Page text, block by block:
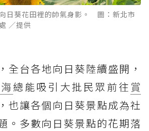
日葵花田裡的帥氣身影。 圖：新北市
／提供
全台各地向日葵陸續盛開，
總能吸引大批民眾前往 賞
也讓各個向日葵景點成為社
。多數向日葵景點的花期落